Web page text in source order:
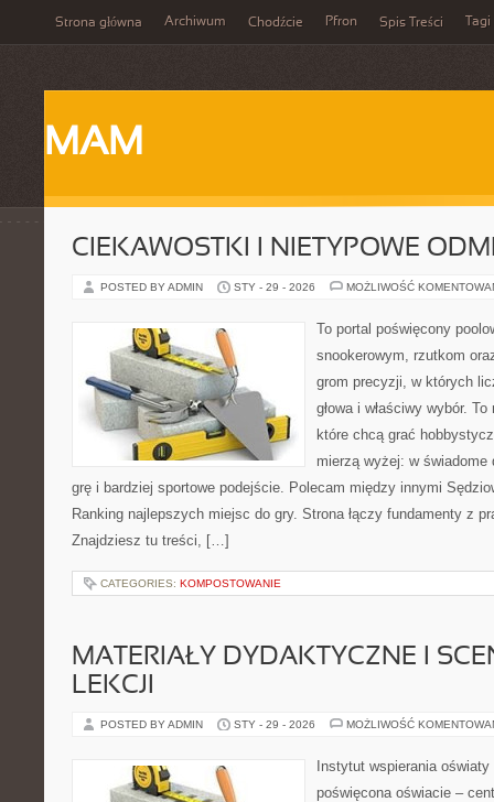
Strona główna Archiwum Chodźcie Pfron Spis Treści Tagi
MAM
CIEKAWOSTKI I NIETYPOWE
POSTED BY ADMIN STY - 29 - 2026 MOŻLIWOŚĆ
To portal poświęcony
snookerowym, rzutkom
grom precyzji, w których
głowa i właściwy wybór.
które chcą grać
mierzą wyżej: w świadome
grę i bardziej sportowe podejście. Polecam między innymi
Ranking najlepszych miejsc do gry. Strona łączy fundamenty z
Znajdziesz tu treści, […]
CATEGORIES: KOMPOSTOWANIE
MATERIAŁY DYDAKTYCZNE I
LEKCJI
POSTED BY ADMIN STY - 29 - 2026 MOŻLIWOŚĆ
Instytut wspierania
poświęcona oświacie –